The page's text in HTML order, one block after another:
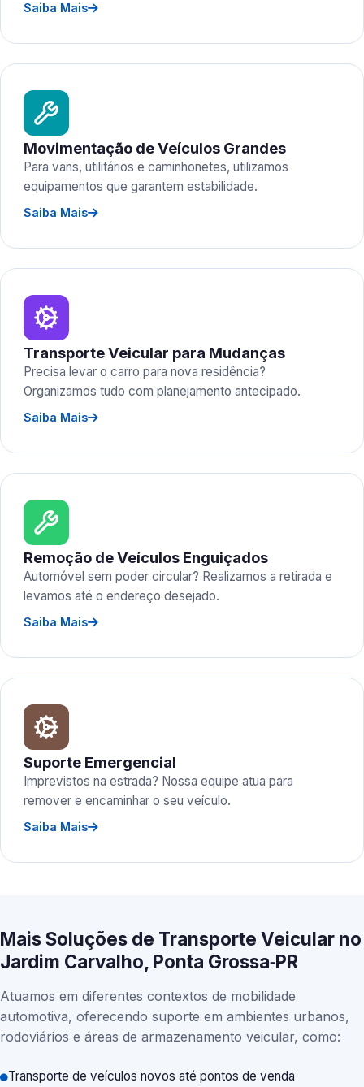
Saiba Mais
Movimentação de Veículos Grandes
Para vans, utilitários e caminhonetes, utilizamos
equipamentos que garantem estabilidade.
Saiba Mais
Transporte Veicular para Mudanças
Precisa levar o carro para nova residência?
Organizamos tudo com planejamento antecipado.
Saiba Mais
Remoção de Veículos Enguiçados
Automóvel sem poder circular? Realizamos a retirada e
levamos até o endereço desejado.
Saiba Mais
Suporte Emergencial
Imprevistos na estrada? Nossa equipe atua para
remover e encaminhar o seu veículo.
Saiba Mais
Mais Soluções de Transporte Veicular no
Jardim Carvalho, Ponta Grossa‑PR
Atuamos em diferentes contextos de mobilidade
automotiva, oferecendo suporte em ambientes urbanos,
rodoviários e áreas de armazenamento veicular, como:
Transporte de veículos novos até pontos de venda